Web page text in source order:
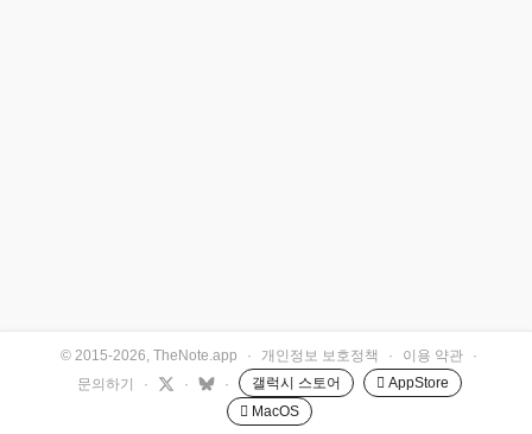
© 2015-2026, TheNote.app · 개인정보 보호정책 · 이용 약관
·
문의하기
· · · 갤럭시 스토어
 AppStore
 MacOS